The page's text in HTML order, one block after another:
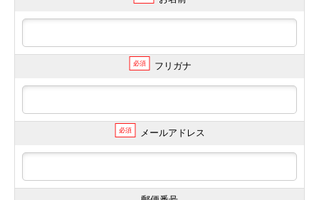
必須 フリガナ
必須 メールアドレス